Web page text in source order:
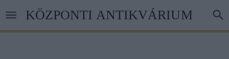
tartalomra
KÖZPONTI ANTIKVÁRIUM